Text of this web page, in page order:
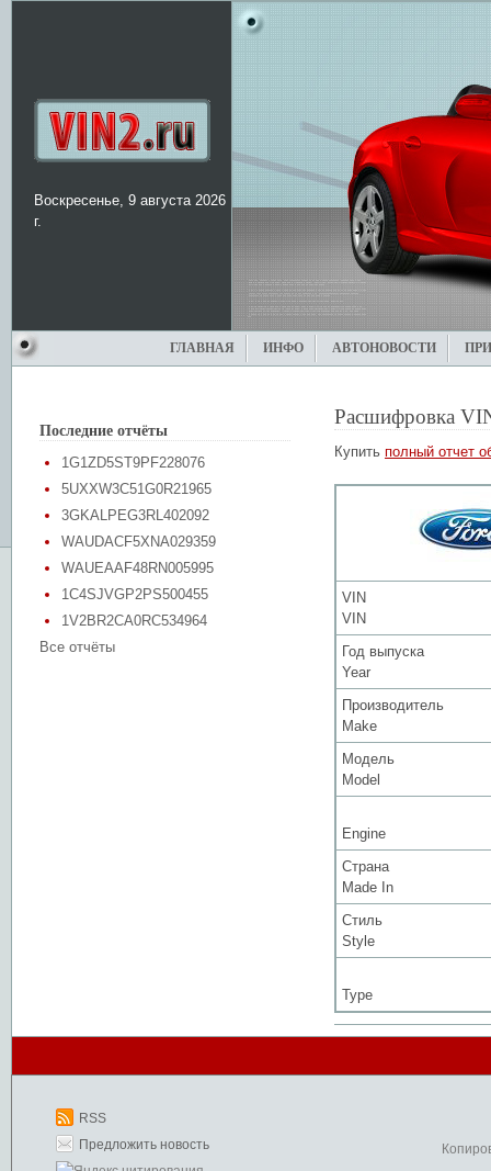
Воскресенье, 9 августа 2026
г.
ГЛАВНАЯ ИНФО АВТОНОВОСТИ
Последние отчёты
1G1ZD5ST9PF228076
5UXXW3C51G0R21965
3GKALPEG3RL402092
WAUDACF5XNA029359
WAUEAAF48RN005995
1C4SJVGP2PS500455
1V2BR2CA0RC534964
Все отчёты
Расшифровка
Купить полный отчет
VIN
VIN
Год выпуска
Year
Производитель
Make
Модель
Model
Engine
Страна
Made In
Стиль
Style
Type
RSS
Предложить новость